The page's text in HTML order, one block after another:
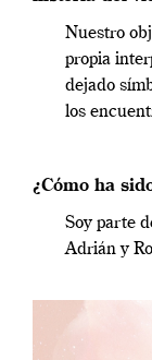
Nuestro
propia
dejado
los
¿Cómo ha
Soy parte
Adrián y